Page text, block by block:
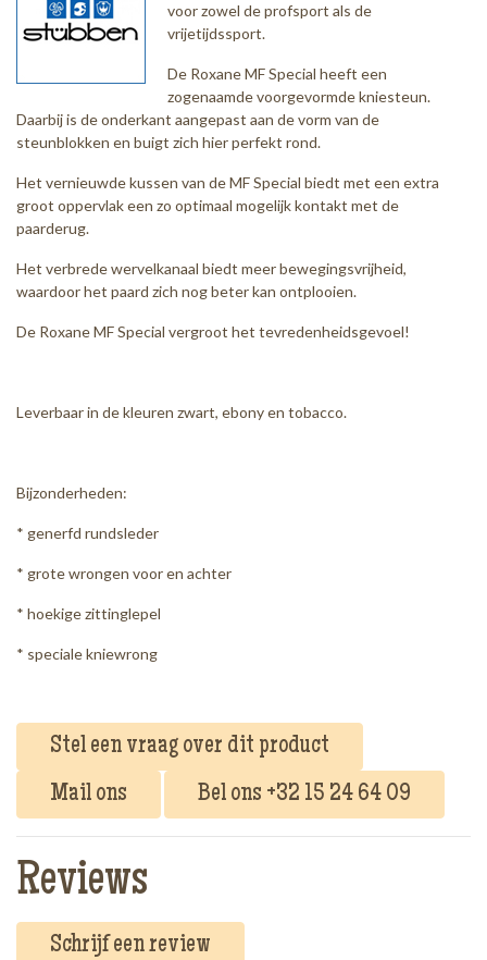
voor zowel de profsport als de
vrijetijdssport.
De Roxane MF Special heeft een
zogenaamde voorgevormde kniesteun.
Daarbij is de onderkant aangepast aan de vorm van de
steunblokken en buigt zich hier perfekt rond.
Het vernieuwde kussen van de MF Special biedt met een extra
groot oppervlak een zo optimaal mogelijk kontakt met de
paarderug.
Het verbrede wervelkanaal biedt meer bewegingsvrijheid,
waardoor het paard zich nog beter kan ontplooien.
De Roxane MF Special vergroot het tevredenheidsgevoel!
Leverbaar in de kleuren zwart, ebony en tobacco.
Bijzonderheden:
* generfd rundsleder
* grote wrongen voor en achter
* hoekige zittinglepel
* speciale kniewrong
Stel een vraag over dit product
Mail ons
Bel ons +32 15 24 64 09
Reviews
Schrijf een review